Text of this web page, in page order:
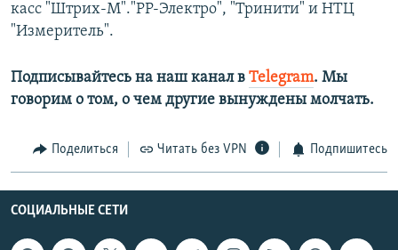
касс "Штрих-М"."РР-Электро", "Тринити" и НТЦ
"Измеритель".
Подписывайтесь на наш канал в Telegram. Мы
говорим о том, о чем другие вынуждены молчать.
Поделиться Читать без VPN Подпишитесь
СОЦИАЛЬНЫЕ СЕТИ